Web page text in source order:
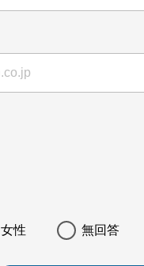
女性 無回答